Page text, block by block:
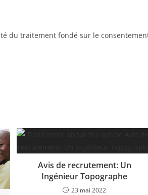
du traitement fondé sur le
Avis de recrutement: Un
Ingénieur Topographe
23 mai 2022